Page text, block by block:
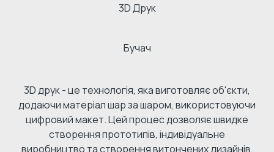
3D Друк
Бучач
3D друк - це технологія, яка виготовляє об'єкти,
додаючи матеріал шар за шаром, використовуючи
цифровий макет. Цей процес дозволяє швидке
створення прототипів, індивідуальне
виробництво та створення витончених дизайнів,